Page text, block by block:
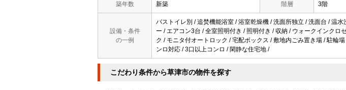
築年数 新築 階層 3階
設備・条件
の一例
バストイレ別 / 追焚機能浴室 / 浴室乾燥機 / 洗面所独立 / 洗面台 / 温
ー / エアコン3台 / 全室照明付き / 照明付き / 収納 / ウォークインク
ク / モニタ付オートロック / 宅配ボックス / 敷地内ごみ置き場 / 駐輪
ンロ対応 / 3口以上コンロ / 閑静な住宅地 /
こだわり条件から草津市の物件を探す